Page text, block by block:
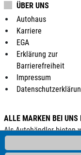
ÜBER UNS
Autohaus
Karriere
EGA
Erklärung zur
Barrierefreiheit
Impressum
ALLE MARKEN BEI
Als Autohändler bieten
Gebrauchtwagen,
Automarken an: